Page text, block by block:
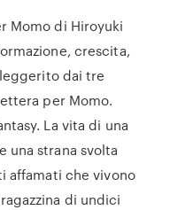
Momo di Hiroyuki
crescita,
dai tre
per Momo.
La vita di una
una strana svolta
affamati che vivono
di undici